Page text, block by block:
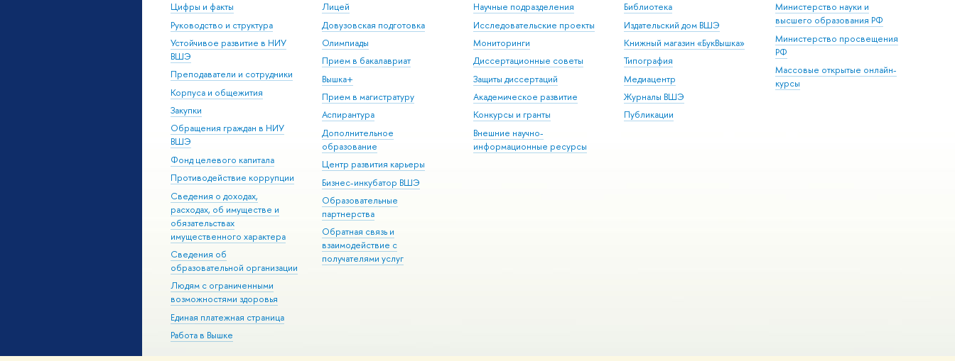
Цифры и факты
Руководство и структура
Устойчивое развитие в НИУ
ВШЭ
Преподаватели и сотрудники
Корпуса и общежития
Закупки
Обращения граждан в НИУ
ВШЭ
Фонд целевого капитала
Противодействие коррупции
Сведения о доходах,
расходах, об имуществе и
обязательствах
имущественного характера
Сведения об
образовательной организации
Людям с ограниченными
возможностями здоровья
Единая платежная страница
Работа в Вышке
Лицей
Довузовская подготовка
Олимпиады
Прием в бакалавриат
Вышка+
Прием в магистратуру
Аспирантура
Дополнительное
образование
Центр развития карьеры
Бизнес-инкубатор ВШЭ
Образовательные
партнерства
Обратная связь и
взаимодействие с
получателями услуг
Научные подразделения
Исследовательские проекты
Мониторинги
Диссертационные советы
Защиты диссертаций
Академическое развитие
Конкурсы и гранты
Внешние научно-
информационные ресурсы
Библиотека
Издательский дом ВШЭ
Книжный магазин «БукВышка»
Типография
Медиацентр
Журналы ВШЭ
Публикации
Министерство науки и
высшего образования РФ
Министерство просвещения
РФ
Массовые открытые онлайн-
курсы